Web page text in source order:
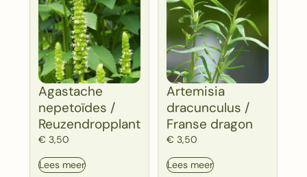
Agastache
nepetoïdes /
Reuzendropplant
€ 3,50
Lees meer
Artemisia
dracunculus /
Franse dragon
€ 3,50
Lees meer